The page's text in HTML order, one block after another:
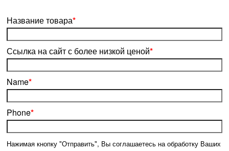
Название товара*
Ссылка на сайт с более низкой ценой*
Name*
Phone*
Нажимая кнопку "Отправить", Вы соглашаетесь на обработку Ваших